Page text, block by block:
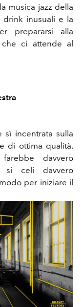
musica jazz della
drink inusuali e la
prepararsi alla
che ci attende al
sì incentrata sulla
di ottima qualità.
davvero
si celi davvero
per iniziare il